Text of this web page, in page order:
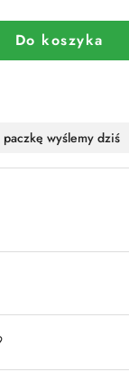
Do koszyka
paczkę wyślemy dziś